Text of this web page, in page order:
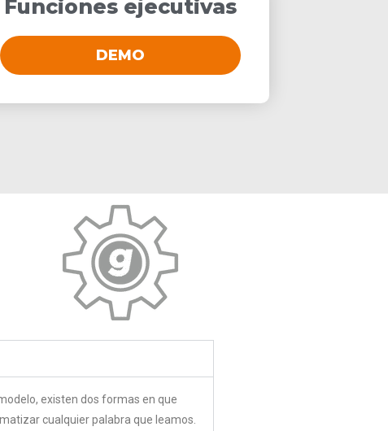
Funciones ejecutivas
DEMO
existen dos formas en que
cualquier palabra que leamos.